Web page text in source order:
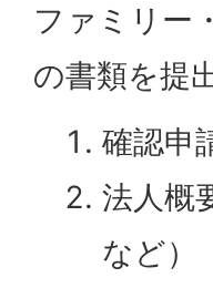
ファミリー
の書類を提
確認申
法人概
など）